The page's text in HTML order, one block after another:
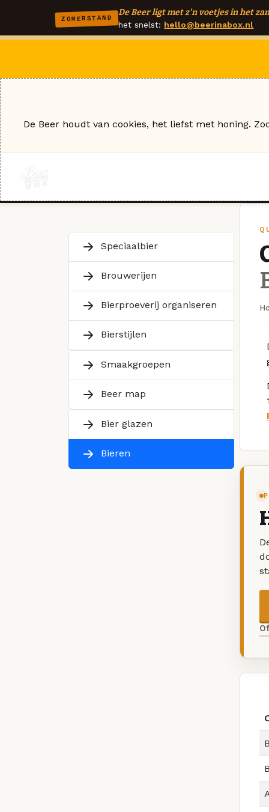
ZOMERSTAND
De Beer ligt met z'n voetjes in het
het snelst: hello@beerinabox.nl
Speciaalbier
Brouwerijen
Bierproeverij organiseren
Bierstijlen
Smaakgroepen
Beer map
Bier glazen
Bieren
De Beer houdt van cookies, het liefst met honing.